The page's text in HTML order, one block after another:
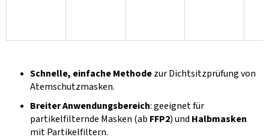
Schnelle, einfache Methodezur Dichtsitzprüfung von
Atemschutzmasken.
Breiter Anwendungsbereich: geeignet für
partikelfilternde Masken (ab FFP2) und Halbmasken
mit Partikelfiltern.